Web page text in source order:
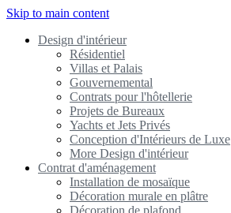
Skip to main content
Design d'intérieur
Résidentiel
Villas et Palais
Gouvernemental
Contrats pour l'hôtellerie
Projets de Bureaux
Yachts et Jets Privés
Conception d'Intérieurs de Luxe
More Design d'intérieur
Contrat d'aménagement
Installation de mosaïque
Décoration murale en plâtre
Décoration de plafond